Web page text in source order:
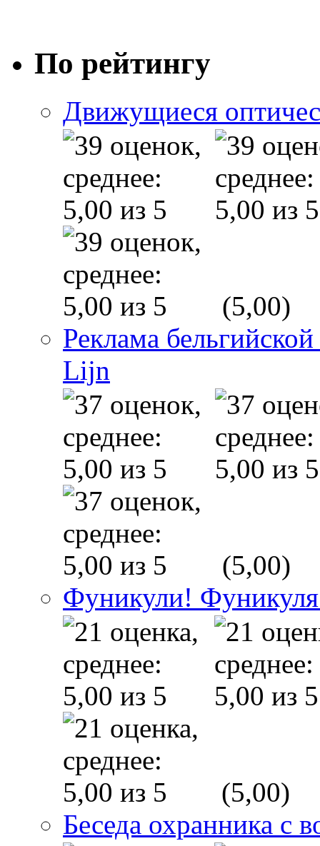
По рейтингу
Движущиеся
(5,00)
Реклама
Lijn
(5,00)
Фуникули!
(5,00)
Беседа охранника с